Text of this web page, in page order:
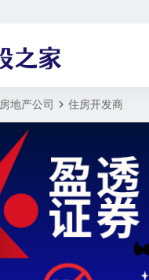
房地产公司 住房开发商